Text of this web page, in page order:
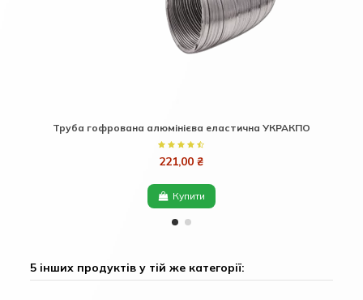
Труба гофрована алюмінієва еластична УКРАКПО
221,00 ₴
Купити
5 інших продуктів у тій же категорії: